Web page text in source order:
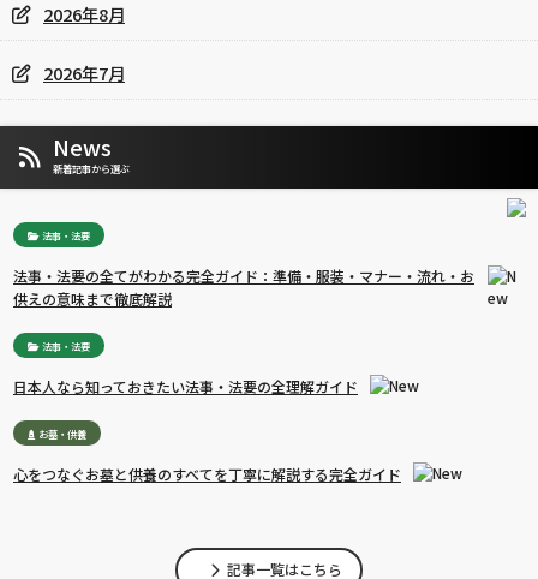
2026年8月
2026年7月
News
新着記事から選ぶ
法事・法要
法事・法要の全てがわかる完全ガイド：準備・服装・マナー・流れ・お
供えの意味まで徹底解説
法事・法要
日本人なら知っておきたい法事・法要の全理解ガイド
お墓・供養
心をつなぐお墓と供養のすべてを丁寧に解説する完全ガイド
記事一覧はこちら